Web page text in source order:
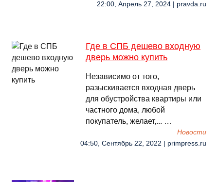
22:00, Апрель 27, 2024 | pravda.ru
Где в СПБ дешево входную
дверь можно купить
Независимо от того,
разыскивается входная дверь
для обустройства квартиры или
частного дома, любой
покупатель, желает,... …
Новости
04:50, Сентябрь 22, 2022 | primpress.ru